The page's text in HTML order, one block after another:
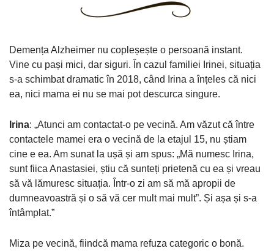
Demența Alzheimer nu copleșește o persoană instant.
Vine cu pași mici, dar siguri. În cazul familiei Irinei, situația
s-a schimbat dramatic în 2018, când Irina a înțeles că nici
ea, nici mama ei nu se mai pot descurca singure.
Irina: „Atunci am contactat-o pe vecină. Am văzut că între
contactele mamei era o vecină de la etajul 15, nu știam
cine e ea. Am sunat la ușă și am spus: „Mă numesc Irina,
sunt fiica Anastasiei, știu că sunteți prietenă cu ea și vreau
să vă lămuresc situația. Într-o zi am să mă apropii de
dumneavoastră și o să vă cer mult mai mult”. Și așa și s-a
întâmplat.”
Miza pe vecină, fiindcă mama refuza categoric o bonă.